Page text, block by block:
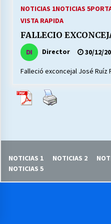
LABORAL:
13/07/2026
Escuela
NOTICIAS 1NOTICIAS 5
VISTA RAPIDA
FALLECIO
Director 30/12/
Falleció exconcejal José
NOTICIAS 1 NOTICIAS 2
NOTICIAS 5